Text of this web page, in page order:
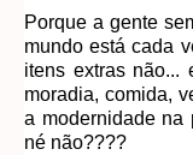
Porque a gente
mundo está cada
itens extras não...
moradia, comida,
a modernidade na
né não????